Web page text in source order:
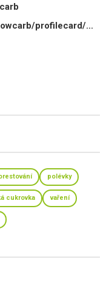
profilecard/...
polévky
cukrovka vaření